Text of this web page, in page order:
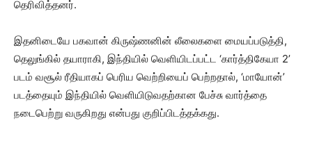
தெரிவித்தனர்.
இதனிடையே பகவான் கிருஷ்ணனின் லீலைகளை மையப்படுத்தி,
தெலுங்கில் தயாராகி, இந்தியில் வெளியிடப்பட்ட ‘கார்த்திகேயா 2’
படம் வசூல் ரீதியாகப் பெரிய வெற்றியைப் பெற்றதால், ‘மாயோன்’
படத்தையும் இந்தியில் வெளியிடுவதற்கான பேச்சு வார்த்தை
நடைபெற்று வருகிறது என்பது குறிப்பிடத்தக்கது.